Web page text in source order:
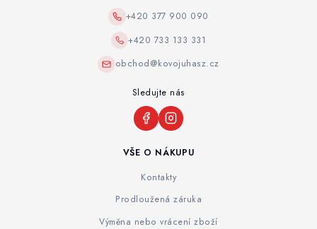
VŠE O NÁKUPU
Kontakty
Prodloužená záruka
Výměna nebo vrácení zboží
+420 377 900 090
+420 733 133 331
obchod@kovojuhasz.cz
Sledujte nás